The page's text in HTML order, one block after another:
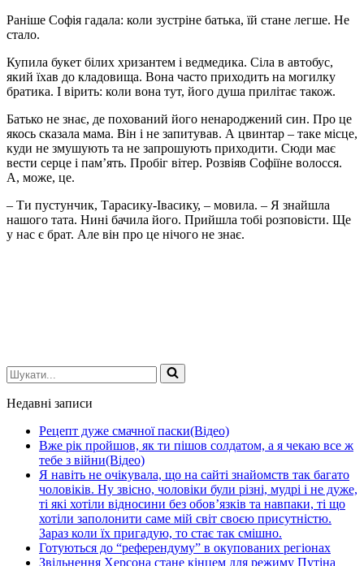
Раніше Софія гадала: коли зустріне батька, їй стане легше. Не
стало.
Купила букет білих хризантем і ведмедика. Сіла в автобус,
який їхав до кладовища. Вона часто приходить на могилку
братика. І вірить: коли вона тут, його душа прилітає також.
Батько не знає, де похований його ненароджений син. Про це
якось сказала мама. Він і не запитував. А цвинтар – таке місце,
куди не змушують та не запрошують приходити. Сюди має
вести серце і пам’ять. Пробіг вітер. Розвіяв Софіїне волосся.
А, може, це.
– Ти пустунчик, Тарасику-Івасику, – мовила. – Я знайшла
нашого тата. Нині бачила його. Прийшла тобі розповісти. Ще
у нас є брат. Але він про це нічого не знає.
Шукати...
Недавні записи
Рецепт дуже смачної паски(Відео)
Вже рік пройшов, як ти пішов солдатом, а я чекаю все ж
тебе з війни(Відео)
Я навіть не очікувала, що на сайті знайомств так багато
чоловіків. Ну звісно, чоловіки були різні, мудрі і не дуже,
ті які хотіли відносини без обов’язків та навпаки, ті що
хотіли заполонити саме мій світ своєю присутністю.
Зараз коли їх пригадую, то стає так смішно.
Готуються до “референдуму” в окупованих регіонах
Звільнення Херсона стане кінцем для режиму Путіна